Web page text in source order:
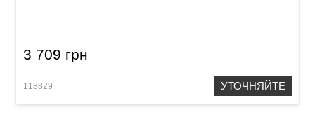
3 709 грн
118829 УТОЧНЯЙТЕ